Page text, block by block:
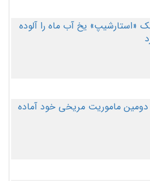
«استارشیپ» یخ آب ماه را آلوده
دومین ماموریت مریخی خود آماده